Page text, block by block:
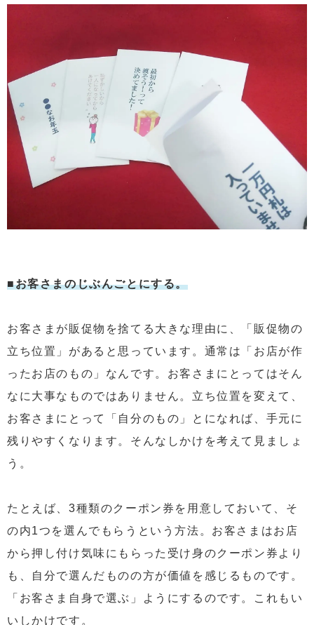
■お客さまのじぶんごとにする。
お客さまが販促物を捨てる大きな理由に、「販促物の
立ち位置」があると思っています。通常は「お店が作
ったお店のもの」なんです。お客さまにとってはそん
なに大事なものではありません。立ち位置を変えて、
お客さまにとって「自分のもの」とになれば、手元に
残りやすくなります。そんなしかけを考えて見ましょ
う。
たとえば、3種類のクーポン券を用意しておいて、そ
の内1つを選んでもらうという方法。お客さまはお店
から押し付け気味にもらった受け身のクーポン券より
も、自分で選んだものの方が価値を感じるものです。
「お客さま自身で選ぶ」ようにするのです。これもい
いしかけです。